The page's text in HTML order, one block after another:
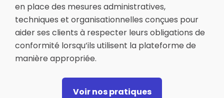
en place des mesures administratives,
techniques et organisationnelles conçues pour
aider ses clients à respecter leurs obligations de
conformité lorsqu’ils utilisent la plateforme de
manière appropriée.
Voir nos pratiques